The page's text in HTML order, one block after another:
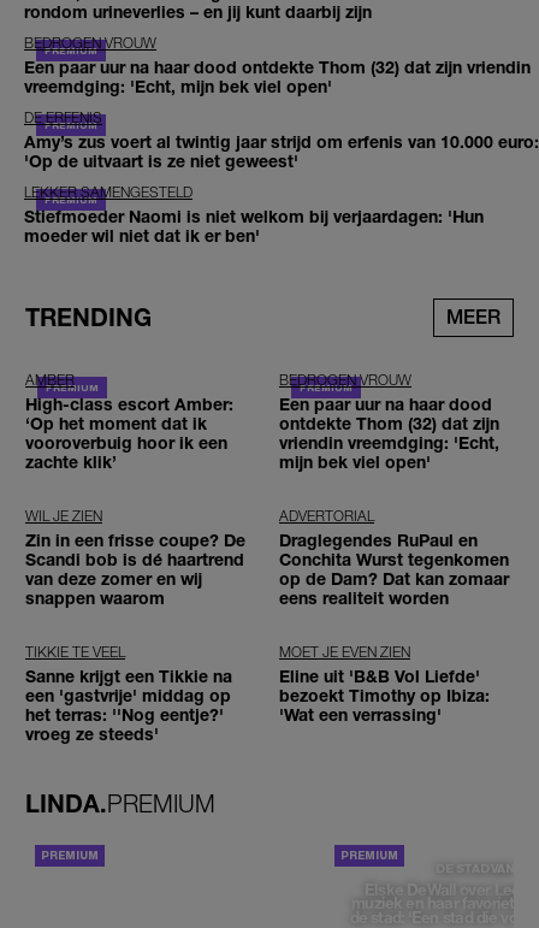
rondom urineverlies – en jij kunt daarbij zijn
BEDROGEN VROUW
Een paar uur na haar dood ontdekte Thom (32) dat zijn vriendin
vreemdging: 'Echt, mijn bek viel open'
DE ERFENIS
Amy’s zus voert al twintig jaar strijd om erfenis van 10.000 euro:
'Op de uitvaart is ze niet geweest'
LEKKER SAMENGESTELD
Stiefmoeder Naomi is niet welkom bij verjaardagen: 'Hun
moeder wil niet dat ik er ben'
TRENDING MEER
AMBER
High-class escort Amber:
‘Op het moment dat ik
vooroverbuig hoor ik een
zachte klik’
BEDROGEN VROUW
Een paar uur na haar dood
ontdekte Thom (32) dat zijn
vriendin vreemdging: 'Echt,
mijn bek viel open'
WIL JE ZIEN
Zin in een frisse coupe? De
Scandi bob is dé haartrend
van deze zomer en wij
snappen waarom
ADVERTORIAL
Draglegendes RuPaul en
Conchita Wurst tegenkomen
op de Dam? Dat kan zomaar
eens realiteit worden
TIKKIE TE VEEL
Sanne krijgt een Tikkie na
een 'gastvrije' middag op
het terras: ''Nog eentje?'
vroeg ze steeds'
MOET JE EVEN ZIEN
Eline uit 'B&B Vol Liefde'
bezoekt Timothy op Ibiza:
'Wat een verrassing'
LINDA.PREMIUM
DE STAD VAN
Elske DeWall over
muziek en haar favoriete
de stad: 'Een stad die